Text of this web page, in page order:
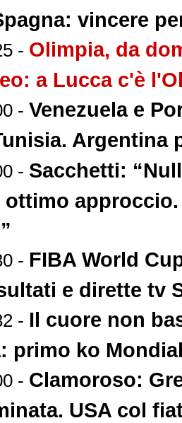
vincere
- Olimpia, da
a Lucca c'è
- Venezuela e
Argentina
- Sacchetti:
ottimo approccio.
- FIBA World
e dirette tv
- Il cuore non
primo ko
- Clamoroso:
USA col